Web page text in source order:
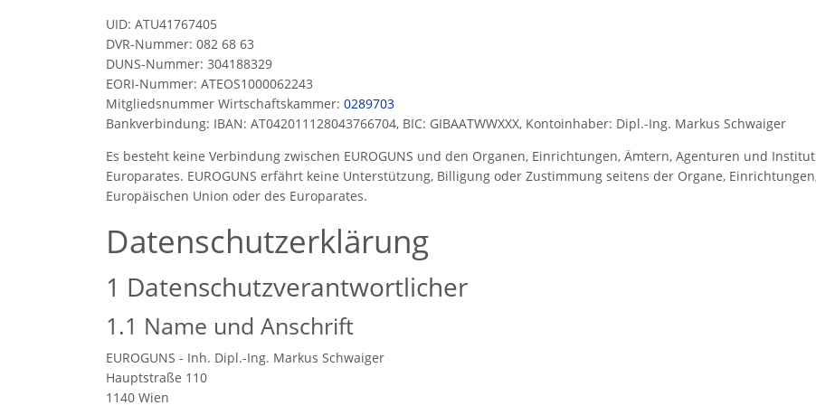
UID: ATU41767405
DVR-Nummer: 082 68 63
DUNS-Nummer: 304188329
EORI-Nummer: ATEOS1000062243
Mitgliedsnummer Wirtschaftskammer: 0289703
Bankverbindung: IBAN: AT042011128043766704, BIC: GIBAATWWXXX, Kontoinhaber: Dipl.-Ing. Markus Schwaiger
Es besteht keine Verbindung zwischen EUROGUNS und den Organen, Einrichtungen, Ämtern, Agenturen und
Europarates. EUROGUNS erfährt keine Unterstützung, Billigung oder Zustimmung seitens der Organe,
Europäischen Union oder des Europarates.
Datenschutzerklärung
1 Datenschutzverantwortlicher
1.1 Name und Anschrift
EUROGUNS - Inh. Dipl.-Ing. Markus Schwaiger
Hauptstraße 110
1140 Wien